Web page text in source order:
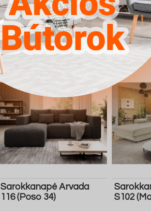
4.567Ft
Ugrás a
boltba
Részletek
Butor1.hu
4.567Ft
Ugrás
boltba
Butor1.hu
Sarokkanapé Arvada
116 (Poso 34)
S102